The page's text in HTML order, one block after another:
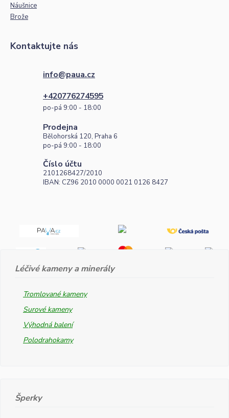
Náušnice
Brože
Kontaktujte nás
info@paua.cz
+420776274595
po-pá 9:00 - 18:00
Prodejna
Bělohorská 120, Praha 6
po-pá 9:00 - 18:00
Číslo účtu
2101268427/2010
IBAN: CZ96 2010 0000 0021 0126 8427
Léčivé kameny a minerály
Tromlované kameny
Surové kameny
Výhodná balení
Polodrahokamy
Šperky